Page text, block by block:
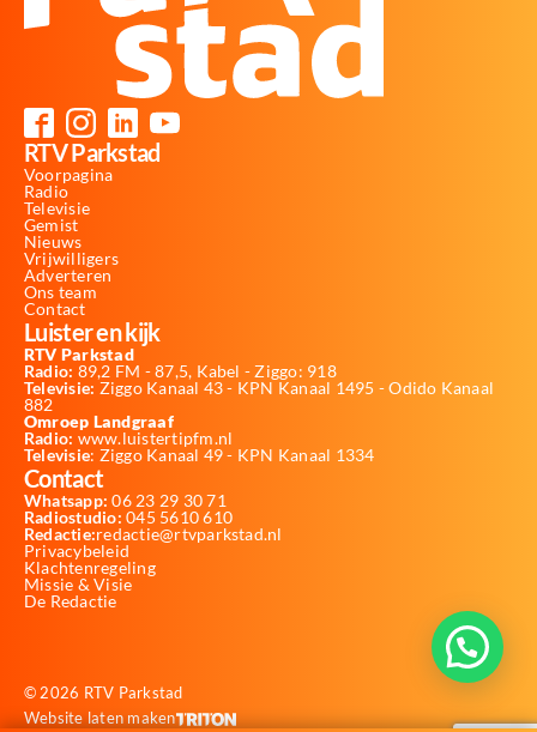
RTV Parkstad
Voorpagina
Radio
Televisie
Gemist
Nieuws
Vrijwilligers
Adverteren
Ons team
Contact
Luister en kijk
RTV Parkstad
Radio: 89,2 FM - 87,5, Kabel - Ziggo: 918
Televisie: Ziggo Kanaal 43 - KPN Kanaal 1495 - Odido Kanaal
882
Omroep Landgraaf
Radio: www.luistertipfm.nl
Televisie: Ziggo Kanaal 49 - KPN Kanaal 1334
Contact
Whatsapp: 06 23 29 30 71
Radiostudio: 045 5610 610
Redactie:redactie@rtvparkstad.nl
Privacybeleid
Klachtenregeling
Missie & Visie
De Redactie
© 2026 RTV Parkstad
Website laten maken